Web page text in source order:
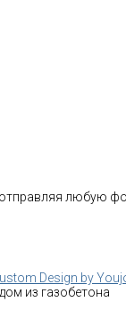
любую
Design by
из газобетона